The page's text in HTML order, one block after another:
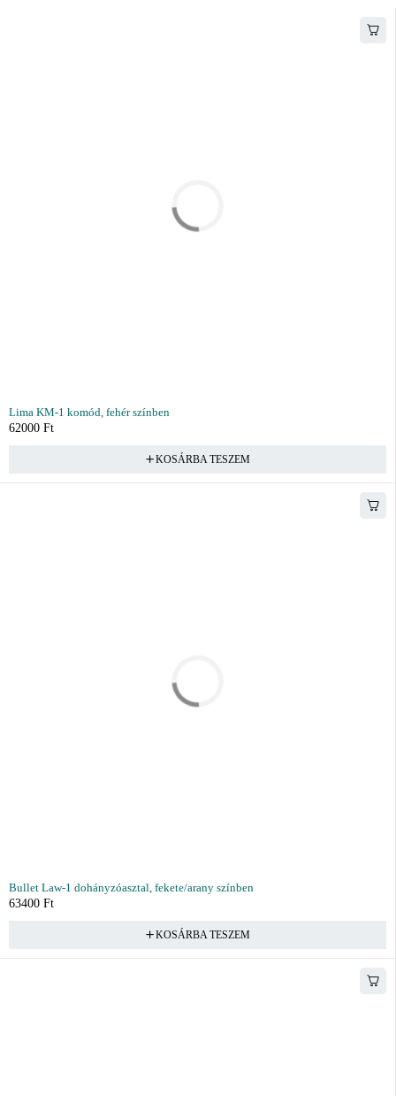
Lima KM-1 komód, fehér színben
62000 Ft
KOSÁRBA TESZEM
Bullet Law-1 dohányzóasztal, fekete/arany színben
63400 Ft
KOSÁRBA TESZEM